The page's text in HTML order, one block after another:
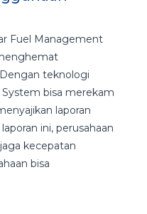
Fuel Management
teknologi
bisa merekam
laporan
ini, perusahaan
kecepatan
bisa